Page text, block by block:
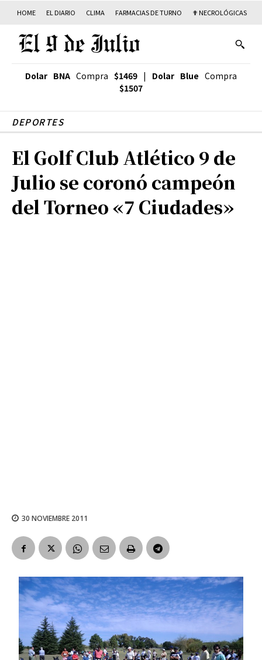
HOME EL DIARIO CLIMA FARMACIAS DE TURNO ✟ NECROLÓGICAS
Dolar BNA Compra $1469 | Dolar Blue Compra
$1507
DEPORTES
El Golf Club Atlético 9 de
Julio se coronó campeón
del Torneo «7 Ciudades»
30 NOVIEMBRE 2011